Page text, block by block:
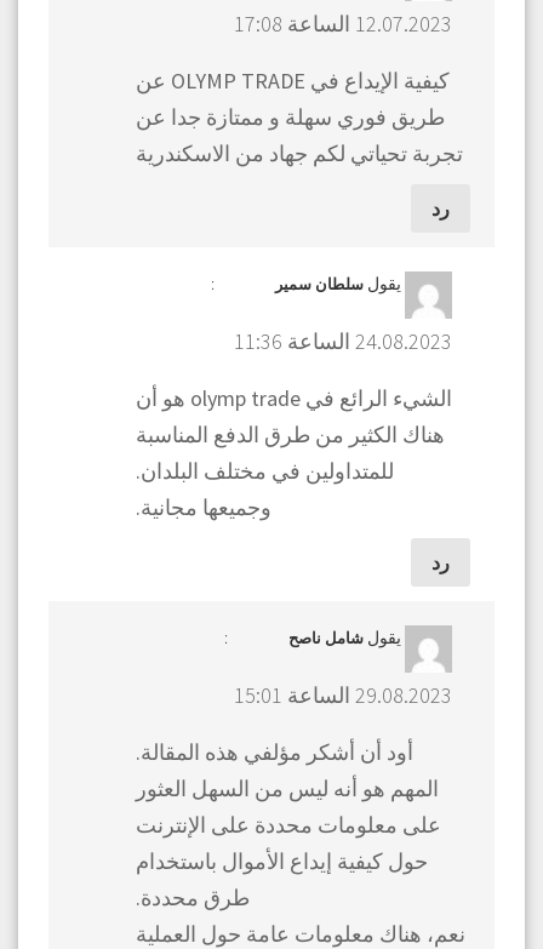
12.07.2023 الساعة 17:08
كيفية الإيداع في OLYMP TRADE عن
طريق فوري سهلة و ممتازة جدا عن
تجربة تحياتي لكم جهاد من الاسكندرية
رد
يقول سلطان سمير :
24.08.2023 الساعة 11:36
الشيء الرائع في olymp trade هو أن
هناك الكثير من طرق الدفع المناسبة
للمتداولين في مختلف البلدان.
وجميعها مجانية.
رد
يقول شامل ناصح :
29.08.2023 الساعة 15:01
أود أن أشكر مؤلفي هذه المقالة.
المهم هو أنه ليس من السهل العثور
على معلومات محددة على الإنترنت
حول كيفية إيداع الأموال باستخدام
طرق محددة.
نعم، هناك معلومات عامة حول العملية